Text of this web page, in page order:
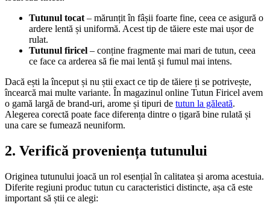
Tutunul tocat – mărunțit în fâșii foarte fine, ceea ce asigură o
ardere lentă și uniformă. Acest tip de tăiere este mai ușor de
rulat.
Tutunul firicel – conține fragmente mai mari de tutun, ceea
ce face ca arderea să fie mai lentă și fumul mai intens.
Dacă ești la început și nu știi exact ce tip de tăiere ți se potrivește,
încearcă mai multe variante. În magazinul online Tutun Firicel avem
o gamă largă de brand-uri, arome și tipuri de tutun la găleată.
Alegerea corectă poate face diferența dintre o țigară bine rulată și
una care se fumează neuniform.
2. Verifică proveniența tutunului
Originea tutunului joacă un rol esențial în calitatea și aroma acestuia.
Diferite regiuni produc tutun cu caracteristici distincte, așa că este
important să știi ce alegi: